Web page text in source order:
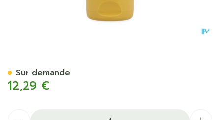
12,29 €
Sur demande